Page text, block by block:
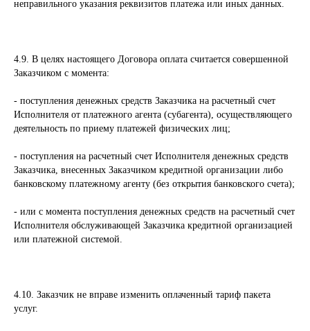
неправильного указания реквизитов платежа или иных данных.
4.9. В целях настоящего Договора оплата считается совершенной
Заказчиком с момента:
- поступления денежных средств Заказчика на расчетный счет
Исполнителя от платежного агента (субагента), осуществляющего
деятельность по приему платежей физических лиц;
- поступления на расчетный счет Исполнителя денежных средств
Заказчика, внесенных Заказчиком кредитной организации либо
банковскому платежному агенту (без открытия банковского счета);
- или с момента поступления денежных средств на расчетный счет
Исполнителя обслуживающей Заказчика кредитной организацией
или платежной системой.
4.10. Заказчик не вправе изменить оплаченный тариф пакета
услуг.